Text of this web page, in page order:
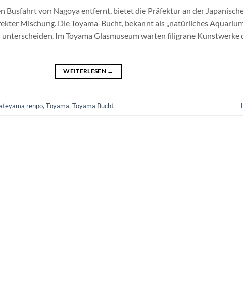
Busfahrt von Nagoya entfernt, bietet die Präfektur an der
Mischung. Die Toyama-Bucht, bekannt als „natürliches
Im Toyama Glasmuseum warten filigrane Kunstwerke
WEITERLESEN →
renpo, Toyama, Toyama Bucht